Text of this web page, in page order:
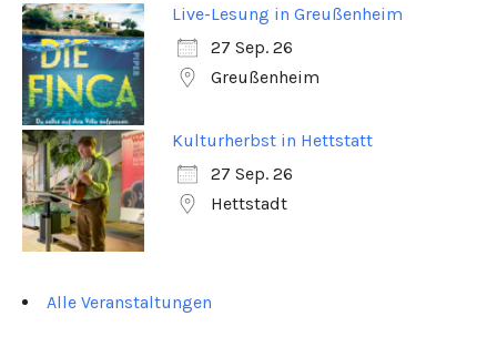
Live-Lesung in Greußenheim
27 Sep. 26
Greußenheim
Kulturherbst in Hettstatt
27 Sep. 26
Hettstadt
Alle Veranstaltungen